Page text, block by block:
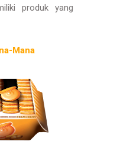
produk yang
Mana